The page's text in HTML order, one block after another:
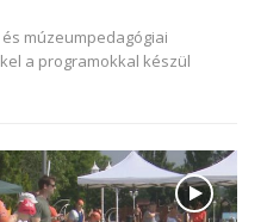
múzeumpedagógiai
a programokkal készül